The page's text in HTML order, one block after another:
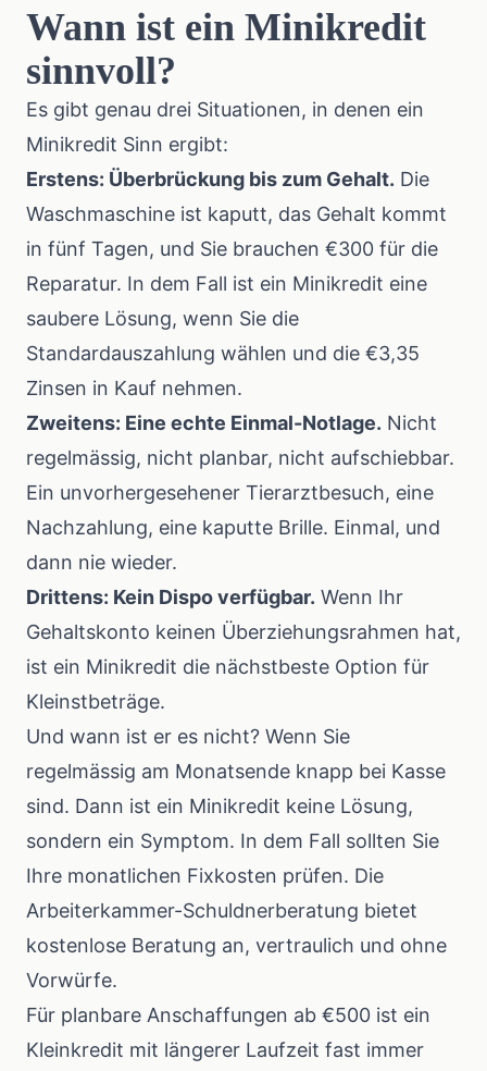
Wann ist ein Minikredit
sinnvoll?
Es gibt genau drei Situationen, in denen ein
Minikredit Sinn ergibt:
Erstens: Überbrückung bis zum Gehalt. Die
Waschmaschine ist kaputt, das Gehalt kommt
in fünf Tagen, und Sie brauchen €300 für die
Reparatur. In dem Fall ist ein Minikredit eine
saubere Lösung, wenn Sie die
Standardauszahlung wählen und die €3,35
Zinsen in Kauf nehmen.
Zweitens: Eine echte Einmal-Notlage. Nicht
regelmässig, nicht planbar, nicht aufschiebbar.
Ein unvorhergesehener Tierarztbesuch, eine
Nachzahlung, eine kaputte Brille. Einmal, und
dann nie wieder.
Drittens: Kein Dispo verfügbar. Wenn Ihr
Gehaltskonto keinen Überziehungsrahmen hat,
ist ein Minikredit die nächstbeste Option für
Kleinstbeträge.
Und wann ist er es nicht? Wenn Sie
regelmässig am Monatsende knapp bei Kasse
sind. Dann ist ein Minikredit keine Lösung,
sondern ein Symptom. In dem Fall sollten Sie
Ihre monatlichen Fixkosten prüfen. Die
Arbeiterkammer-Schuldnerberatung bietet
kostenlose Beratung an, vertraulich und ohne
Vorwürfe.
Für planbare Anschaffungen ab €500 ist ein
Kleinkredit mit längerer Laufzeit fast immer